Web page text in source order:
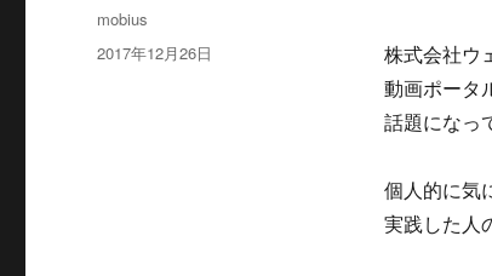
株式会社ウ
動画ポータ
話題になっ
個人的に気
実践した人
投
稿
mobius
投
2017年12月26日